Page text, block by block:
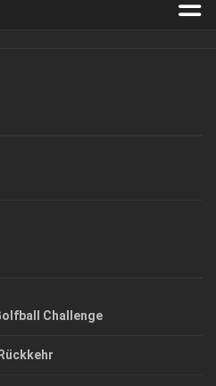
Challenge